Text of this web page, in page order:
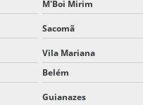
M'Boi Mirim
Sacomã
Vila Mariana
Belém
Guianazes